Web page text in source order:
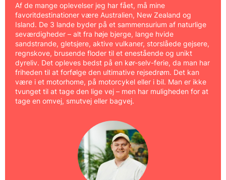
Af de mange oplevelser jeg har fået, må mine
favoritdestinationer være Australien, New Zealand og
Island. De 3 lande byder på et sammensurium af naturlige
seværdigheder – alt fra høje bjerge, lange hvide
sandstrande, gletsjere, aktive vulkaner, storslåede gejsere,
regnskove, brusende floder til et enestående og unikt
dyreliv. Det opleves bedst på en kør-selv-ferie, da man har
friheden til at forfølge den ultimative rejsedrøm. Det kan
være i et motorhome, på motorcykel eller i bil. Man er ikke
tvunget til at tage den lige vej – men har muligheden for at
tage en omvej, smutvej eller bagvej.